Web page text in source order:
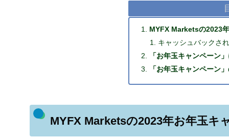
MYFX Marketsの2023
キャッシュバックさ
「お年玉キャンペーン
「お年玉キャンペーン
MYFX Marketsの2023年お年玉キ